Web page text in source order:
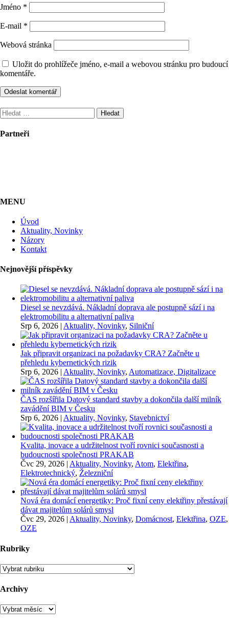
Jméno *
E-mail *
Webová stránka
Uložit do prohlížeče jméno, e-mail a webovou stránku pro budoucí
komentáře.
Vyhledávání
Partneři
MENU
Úvod
Aktuality, Novinky
Názory
Kontakt
Nejnovější příspěvky
Diesel se nevzdává. Nákladní doprava ale postupně sází i na
elektromobilitu a alternativní paliva
Srp 6, 2026 | Aktuality, Novinky, Silniční
Jak připravit organizaci na požadavky CRA? Začněte u
přehledu kybernetických rizik
Srp 6, 2026 | Aktuality, Novinky, Automatizace, Digitalizace
ČAS rozšířila Datový standard stavby a dokončila další milník
zavádění BIM v Česku
Srp 6, 2026 | Aktuality, Novinky, Stavebnictví
Kvalita, inovace a udržitelnost tvoří rovnici současnosti a
budoucnosti společnosti PRAKAB
Čvc 29, 2026 | Aktuality, Novinky, Atom, Elektřina,
Elektrotechnický, Železniční
Nová éra domácí energetiky: Proč fixní ceny elektřiny přestávají
dávat majitelům solárů smysl
Čvc 29, 2026 | Aktuality, Novinky, Domácnost, Elektřina, OZE,
OZE
Rubriky
Rubriky
Archivy
Archivy